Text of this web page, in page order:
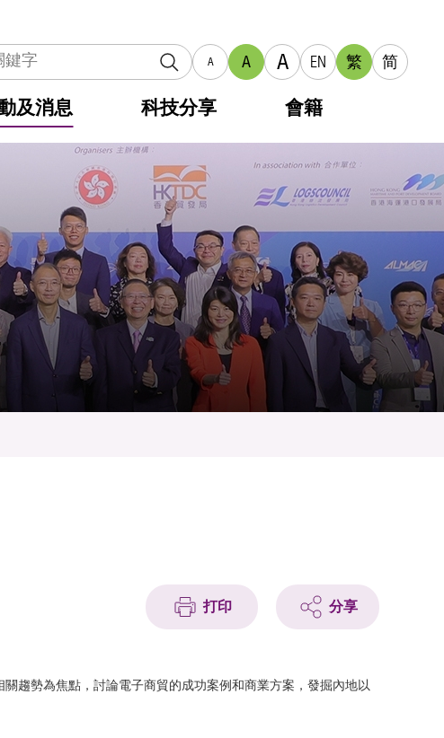
A A A EN 繁 简
及消息 科技分享 會籍
打印 分享
趨勢為焦點，討論電子商貿的成功案例和商業方案，發掘內地以